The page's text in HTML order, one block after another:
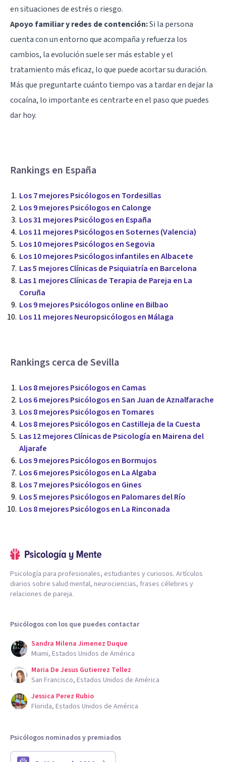
en situaciones de estrés o riesgo.
Apoyo familiar y redes de contención:Si la persona
cuenta con un entorno que acompaña y refuerza los
cambios, la evolución suele ser más estable y el
tratamiento más eficaz, lo que puede acortar su duración.
Más que preguntarte cuánto tiempo vas a tardar en dejar la
cocaína, lo importante es centrarte en el paso que puedes
dar hoy.
Rankings en España
Los 7 mejores Psicólogos en Tordesillas
Los 9 mejores Psicólogos en Calonge
Los 31 mejores Psicólogos en España
Los 11 mejores Psicólogos en Soternes (Valencia)
Los 10 mejores Psicólogos en Segovia
Los 10 mejores Psicólogos infantiles en Albacete
Las 5 mejores Clínicas de Psiquiatría en Barcelona
Las 1 mejores Clínicas de Terapia de Pareja en La
Coruña
Los 9 mejores Psicólogos online en Bilbao
Los 11 mejores Neuropsicólogos en Málaga
Rankings cerca de Sevilla
Los 8 mejores Psicólogos en Camas
Los 6 mejores Psicólogos en San Juan de Aznalfarache
Los 8 mejores Psicólogos en Tomares
Los 8 mejores Psicólogos en Castilleja de la Cuesta
Las 12 mejores Clínicas de Psicología en Mairena del
Aljarafe
Los 9 mejores Psicólogos en Bormujos
Los 6 mejores Psicólogos en La Algaba
Los 7 mejores Psicólogos en Gines
Los 5 mejores Psicólogos en Palomares del Río
Los 8 mejores Psicólogos en La Rinconada
Psicología para profesionales, estudiantes y curiosos. Artículos
diarios sobre salud mental, neurociencias, frases célebres y
relaciones de pareja.
Psicólogos con los que puedes contactar
Sandra Milena Jimenez Duque
Miami, Estados Unidos de América
Maria De Jesus Gutierrez Tellez
San Francisco, Estados Unidos de América
Jessica Perez Rubio
Florida, Estados Unidos de América
Psicólogos nominados y premiados